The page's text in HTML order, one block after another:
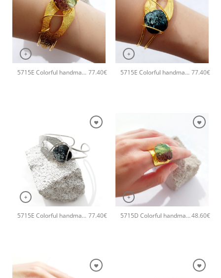
+
5715E Colorful handmade crystal χειροποίητο βραχιόλι Catherine bijoux Πράσινο 77.40€
+
5715E Colorful handmade crystal χειροποίητο βραχιόλι Catherine bijoux Μαύρο 77.40€
+
5715E Colorful handmade crystal χειροποίητο βραχιόλι Catherine bijoux Γκρι 77.40€
+
5715D Colorful handmade crystal χειροποίητο δαχτυλιδι Catherine bijoux Πράσινο48.60€